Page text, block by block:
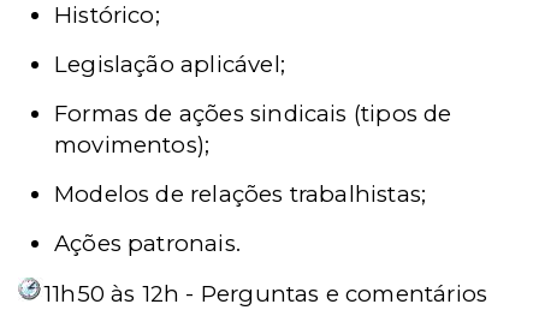
Histórico;
Legislação aplicável;
Formas de ações sindicais (tipos de
movimentos);
Modelos de relações trabalhistas;
Ações patronais.
11h50 às 12h - Perguntas e comentários